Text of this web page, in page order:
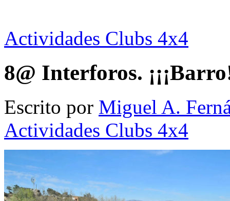
Actividades Clubs 4x4
8@ Interforos.
Escrito por Miguel A.
Actividades Clubs 4x4